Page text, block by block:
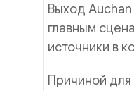
Выход
главным
источники в
Причиной